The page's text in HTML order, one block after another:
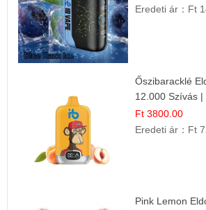
Eredeti ár： Ft
Őszibaracklé
12.000 Szívás
Ft 3800.00
Eredeti ár： Ft
Pink Lemon